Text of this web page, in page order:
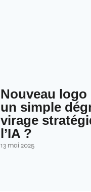
Nouveau logo
un simple
virage
l’IA ?
13 mai 2025